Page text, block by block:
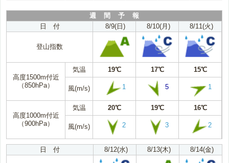
週 間 予 報
日 付
8/9(日) 8/10(月) 8/11(火)
登山指数
高度1500m付近
（850hPa）
気温 19℃ 17℃ 15℃
風(m/s) 1 5 1
高度1000m付近
（900hPa）
気温 20℃ 19℃ 16℃
風(m/s) 2 3 2
日 付 8/12(水) 8/13(木) 8/14(金)